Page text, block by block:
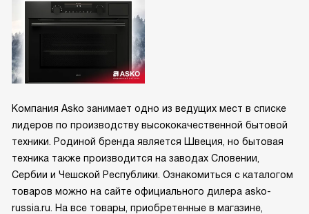
Компания Asko занимает одно из ведущих мест в списке
лидеров по производству высококачественной бытовой
техники. Родиной бренда является Швеция, но бытовая
техника также производится на заводах Словении,
Сербии и Чешской Республики. Ознакомиться с каталогом
товаров можно на сайте официального дилера asko-
russia.ru. На все товары, приобретенные в магазине,